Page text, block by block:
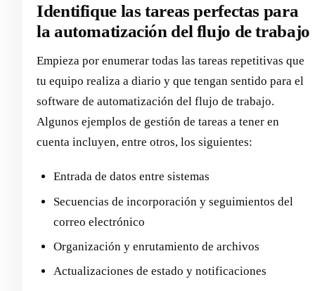
Identifique las tareas perfectas para
la automatización del flujo de trabajo
Empieza por enumerar todas las tareas repetitivas que
tu equipo realiza a diario y que tengan sentido para el
software de automatización del flujo de trabajo.
Algunos ejemplos de gestión de tareas a tener en
cuenta incluyen, entre otros, los siguientes:
Entrada de datos entre sistemas
Secuencias de incorporación y seguimientos del
correo electrónico
Organización y enrutamiento de archivos
Actualizaciones de estado y notificaciones